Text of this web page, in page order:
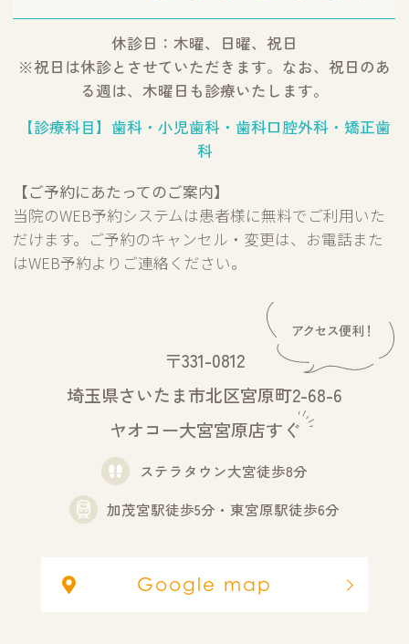
休診日：木曜、日曜、祝日
※祝日は休診とさせていただきます。なお、祝日のあ
る週は、木曜日も診療いたします。
【診療科目】歯科・小児歯科・歯科口腔外科・矯正歯
科
【ご予約にあたってのご案内】
当院のWEB予約システムは患者様に無料でご利用いた
だけます。ご予約のキャンセル・変更は、お電話また
はWEB予約よりご連絡ください。
〒331-0812
埼玉県さいたま市北区宮原町2-68-6
ヤオコー大宮宮原店すぐ
ステラタウン大宮徒歩8分
加茂宮駅徒歩5分・東宮原駅徒歩6分
Google map